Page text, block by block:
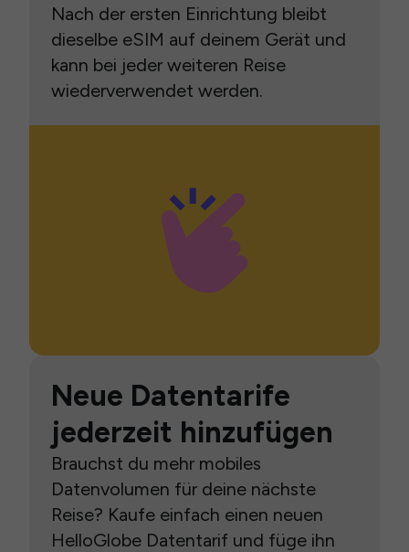
Nach der ersten Einrichtung bleibt
dieselbe eSIM auf deinem Gerät und
kann bei jeder weiteren Reise
wiederverwendet werden.
Neue Datentarife
jederzeit hinzufügen
Brauchst du mehr mobiles
Datenvolumen für deine nächste
Reise? Kaufe einfach einen neuen
HelloGlobe Datentarif und füge ihn